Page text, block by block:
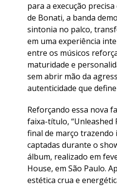
para a execução
de Bonati, a banda
sintonia no palco,
em uma experiência
entre os músicos
maturidade e
sem abrir mão da
autenticidade que
​Reforçando essa nova
faixa-título, “Unleashed
final de março trazendo
captadas durante o
álbum, realizado em
House, em São Paulo.
estética crua e